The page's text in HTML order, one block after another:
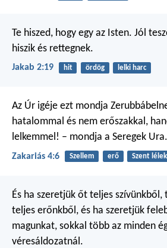
Te hiszed, hogy egy az Isten. Jól
hiszik és rettegnek.
Jakab 2:19 hit ördög lelki harc
Az Úr igéje ezt mondja
hatalommal és nem erőszakkal,
lelkemmel! – mondja a Seregek Ura.
Zakariás 4:6 Szellem erő Szent lélek
És ha szeretjük őt teljes
teljes erőnkből, és ha szeretjük
magunkat, sokkal több az minden
véresáldozatnál.